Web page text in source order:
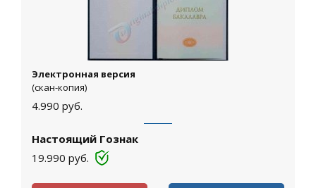
Электронная версия
(скан-копия)
4.990 руб.
Настоящий Гознак
19.990 руб.